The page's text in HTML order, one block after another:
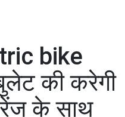
bike
की करेगी
रेंज के साथ